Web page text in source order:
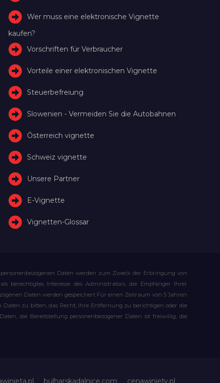
Wer muss eine elektronische Vignette
kaufen?
Vorschriften für Verbraucher
Vorteile einer elektronischen Vignette
Steuerbefreiung
Slowenien - Vermeiden Sie die Autobahnen
Österreich vignette
Schweiz vignette
Unsere Partner
E-Vignette
Vignetten-Glossar
Daten werden zum Zweck der Erbringung von
berechtigtes Interesse des Administrators, die Empfänger Ihrer
Daten werden gespeichert Für einen Zeitraum von 5 Jahren
Daten zu bitten, das Recht, ihre Entfernung zu berichtigen oder die
die Bereitstellung personenbezogener Daten ist freiwillig, die
bulharskadalnice.com cenawiniety.pl